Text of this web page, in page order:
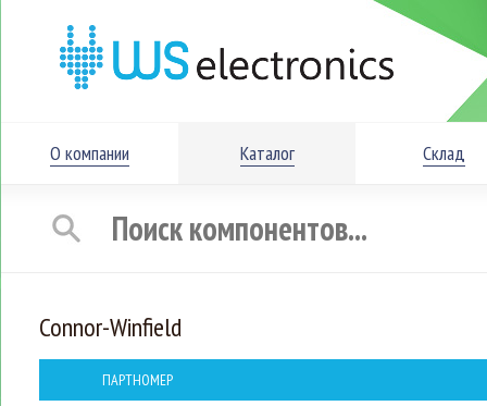
О компании Каталог Склад
Connor-Winfield
ПАРТНОМЕР